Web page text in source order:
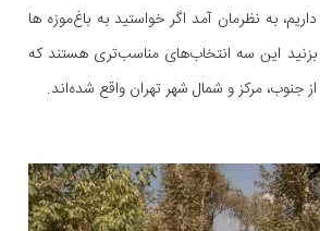
به نظرمان آمد اگر خواستید به باغ‌موزه ها
این سه انتخاب‌های مناسب‌تری هستند که
جنوب، مرکز و شمال شهر تهران واقع شده‌اند.